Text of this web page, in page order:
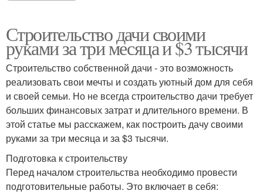
Строительство дачи своими
руками за три месяца и $3 тысячи
Строительство собственной дачи - это возможность
реализовать свои мечты и создать уютный дом для себя
и своей семьи. Но не всегда строительство дачи требует
больших финансовых затрат и длительного времени. В
этой статье мы расскажем, как построить дачу своими
руками за три месяца и за $3 тысячи.
Подготовка к строительству
Перед началом строительства необходимо провести
подготовительные работы. Это включает в себя: